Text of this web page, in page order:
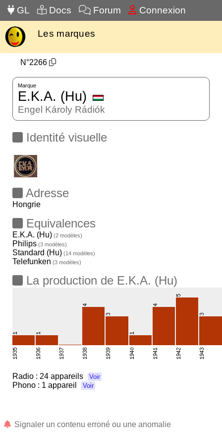
GL Docs Forum Connexion
Les marques
N°2266
Marque
E.K.A. (Hu)
Engel Károly Rádiók
Identité visuelle
Adresse
Hongrie
Equivalences
E.K.A. (Hu) (2 modèles)
Philips (3 modèles)
Standard (Hu) (14 modèles)
Telefunken (3 modèles)
La production de E.K.A. (Hu)
Radio : 24 appareils Voir
Phono : 1 appareil Voir
Signaler un contenu erroné ou une anomalie